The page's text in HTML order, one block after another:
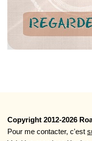
Copyright 2012-2026
Pour me contacter, c'est